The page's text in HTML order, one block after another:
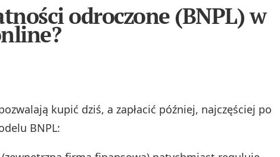
odroczone (BNPL) w
kupić dziś, a zapłacić później, najczęściej po
BNPL: